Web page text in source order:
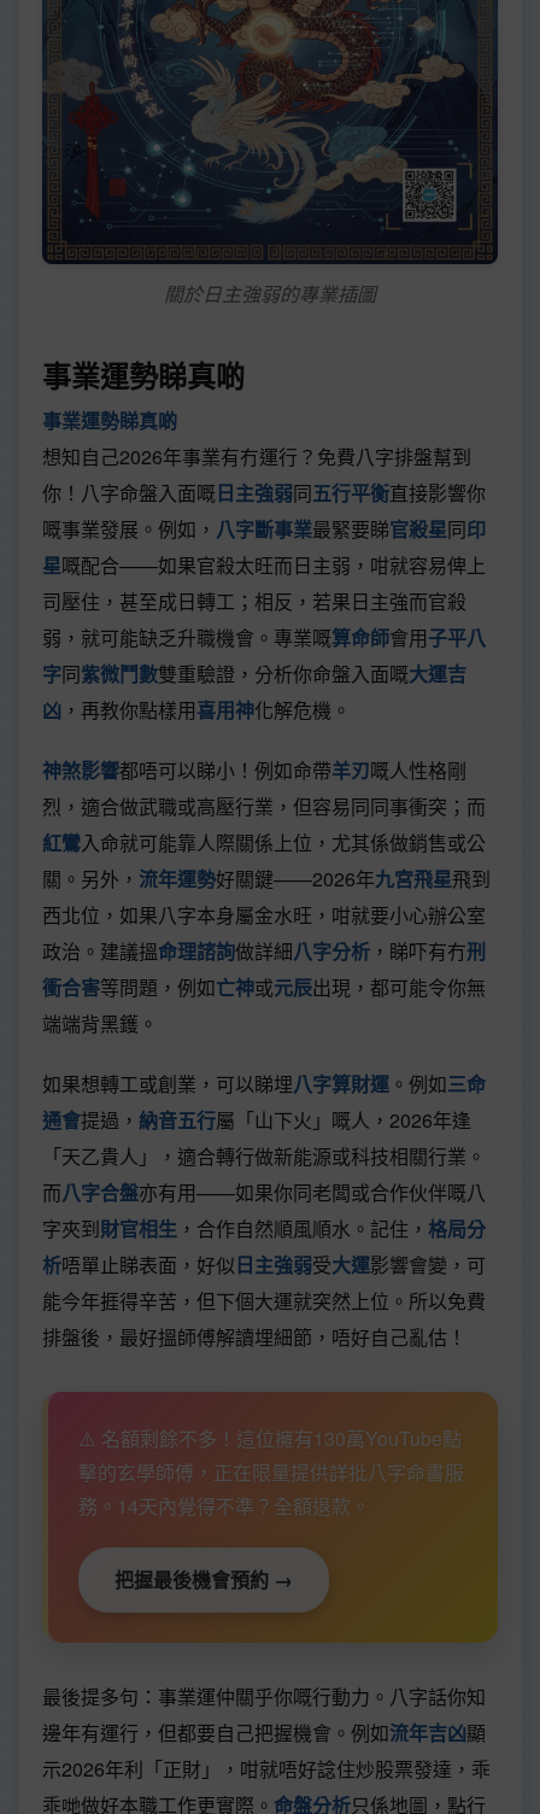
關於日主強弱的專業插圖
事業運勢睇真啲
事業運勢睇真啲
想知自己2026年事業有冇運行？免費八字排盤幫到
你！八字命盤入面嘅日主強弱同五行平衡直接影響你
嘅事業發展。例如， 八字斷事業最緊要睇官殺星同印
星嘅配合——如果官殺太旺而日主弱，咁就容易俾上
司壓住，甚至成日轉工；相反，若果日主強而官殺
弱，就可能缺乏升職機會。專業嘅算命師會用子平八
字同紫微鬥數雙重驗證，分析你命盤入面嘅大運吉
凶 ，再教你點樣用喜用神化解危機。
神煞影響都唔可以睇小！例如命帶羊刃嘅人性格剛
烈，適合做武職或高壓行業，但容易同同事衝突；而
紅鸞入命就可能靠人際關係上位，尤其係做銷售或公
關。另外， 流年運勢好關鍵——2026年九宮飛星飛到
西北位，如果八字本身屬金水旺，咁就要小心辦公室
政治。建議搵命理諮詢做詳細八字分析 ，睇吓有冇刑
衝合害等問題，例如亡神或元辰出現，都可能令你無
端端背黑鑊。
如果想轉工或創業，可以睇埋八字算財運 。例如三命
通會提過， 納音五行屬「山下火」嘅人，2026年逢
「天乙貴人」，適合轉行做新能源或科技相關行業。
而八字合盤亦有用——如果你同老闆或合作伙伴嘅八
字夾到財官相生 ，合作自然順風順水。記住， 格局分
析唔單止睇表面，好似日主強弱受大運影響會變，可
能今年捱得辛苦，但下個大運就突然上位。所以免費
排盤後，最好搵師傅解讀埋細節，唔好自己亂估！
⚠️ 名額剩餘不多！這位擁有130萬YouTube點
擊的玄學師傅，正在限量提供詳批八字命書服
務。14天內覺得不準？全額退款。
把握最後機會預約 →
最後提多句：事業運仲關乎你嘅行動力。八字話你知
邊年有運行，但都要自己把握機會。例如流年吉凶顯
示2026年利「正財」，咁就唔好諗住炒股票發達，乖
乖哋做好本職工作更實際。 命盤分析只係地圖，點行